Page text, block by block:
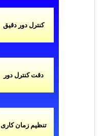
کنترل دور دقیق
دقت کنترل دور
تنظیم زمان کاری